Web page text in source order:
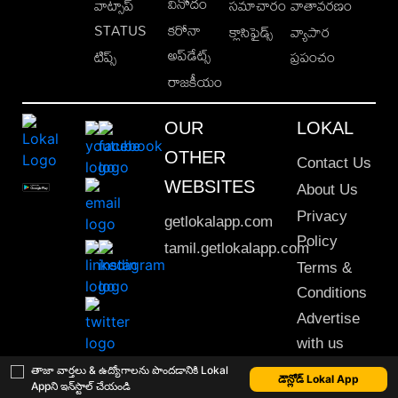
తాజా వార్తలు & ఉద్యోగాలను పొందడానికి Lokal
Appని ఇన్‌స్టాల్ చేయండి
డౌన్లోడ్ Lokal App
STATUS
టిప్స్
కరోనా
అప్‌డేట్స్
రాజకీయం
క్లాసిఫైడ్స్
వ్యాపార
ప్రపంచం
OUR
OTHER
WEBSITES
getlokalapp.com
tamil.getlokalapp.com
LOKAL
Contact Us
About Us
Privacy
Policy
Terms &
Conditions
Advertise
with us
Sitemap
This material may not be published, transmitted, rewritten or redistributed. © 2020 Lokal App. All rights reserved.